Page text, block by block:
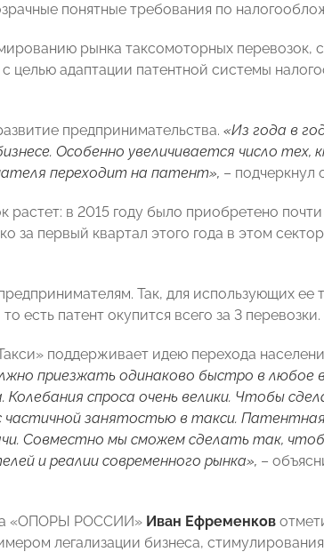
понятные требования по
рынка таксомоторных перевозок,
целью адаптации патентной системы
предпринимательства. «Из года в
Особенно увеличивается число тех,
переходит на патент», – подчеркнул
в 2015 году было приобретено
за первый квартал этого года в этом
Так, для использующих ее
есть патент окупится всего за 3 перевозки.
поддерживает идею перехода
приезжать одинаково быстро в любое
спроса очень велики. Чтобы
частичной занятостью в такси.
Совместно мы сможем сделать так,
и реалии современного рынка», –
«ОПОРЫ РОССИИ» Иван Ефременков
легализации бизнеса,